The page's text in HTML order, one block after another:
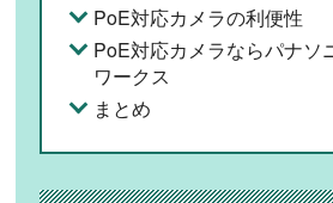
PoE対応カメラの利便性
PoE対応カメラならパナソ
ワークス
まとめ